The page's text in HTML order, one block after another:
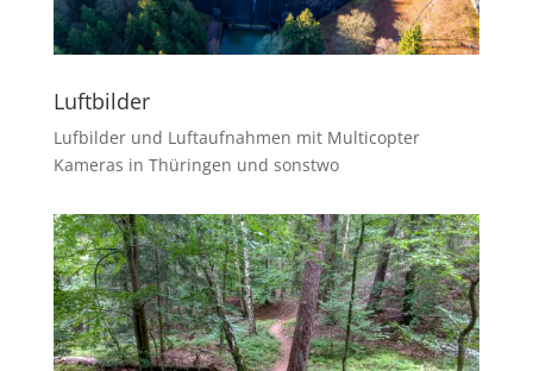
Luftbilder
Lufbilder und Luftaufnahmen mit Multicopter
Kameras in Thüringen und sonstwo